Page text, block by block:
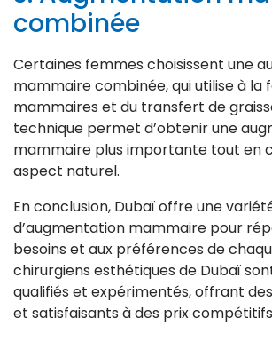
combinée
Certaines femmes choisissent une
mammaire combinée, qui utilise à la
mammaires et du transfert de
technique permet d’obtenir une
mammaire plus importante tout en
aspect naturel.
En conclusion, Dubaï offre une
d’augmentation mammaire pour
besoins et aux préférences de
chirurgiens esthétiques de Dubaï
qualifiés et expérimentés, offrant
et satisfaisants à des prix